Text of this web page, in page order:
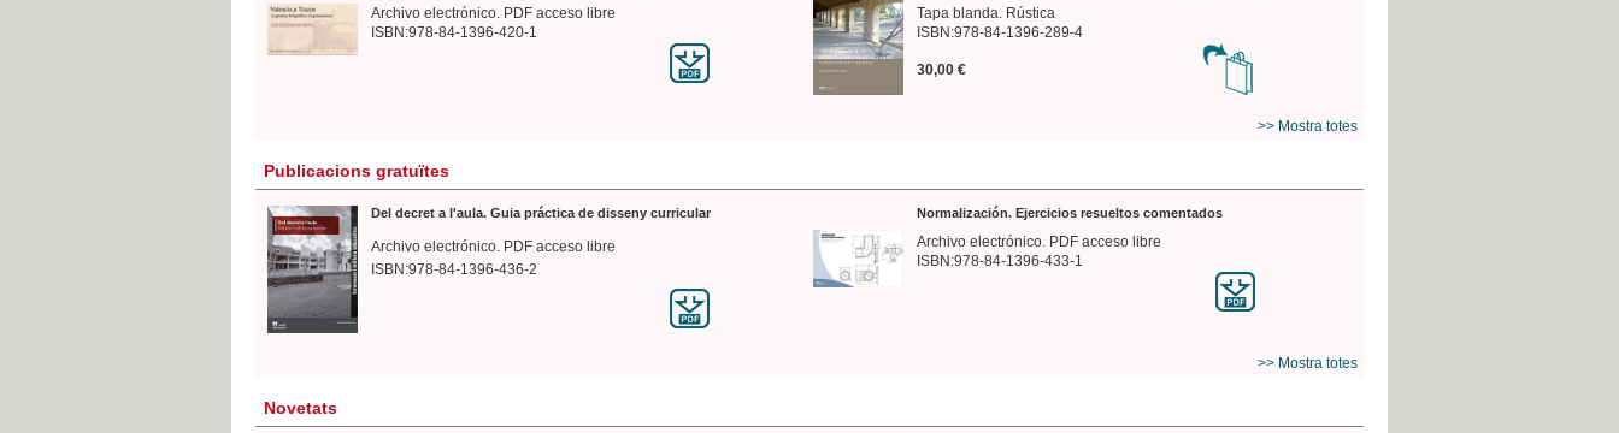
Archivo electrónico. PDF acceso libre
ISBN:978-84-1396-420-1
Tapa blanda. Rústica
ISBN:978-84-1396-289-4
30,00 €
>> Mostra totes
Publicacions gratuïtes
Del decret a l'aula. Guia práctica de disseny curricular
Archivo electrónico. PDF acceso libre
ISBN:978-84-1396-436-2
Normalización. Ejercicios resueltos comentados
Archivo electrónico. PDF acceso libre
ISBN:978-84-1396-433-1
>> Mostra totes
Novetats